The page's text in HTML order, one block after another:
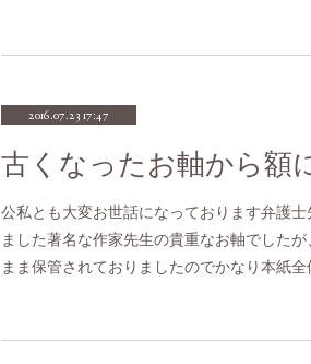
2016.07.23 17:47
公私とも大変お世話になっております弁護
ました著名な作家先生の貴重なお軸でした
まま保管されておりましたのでかなり本紙